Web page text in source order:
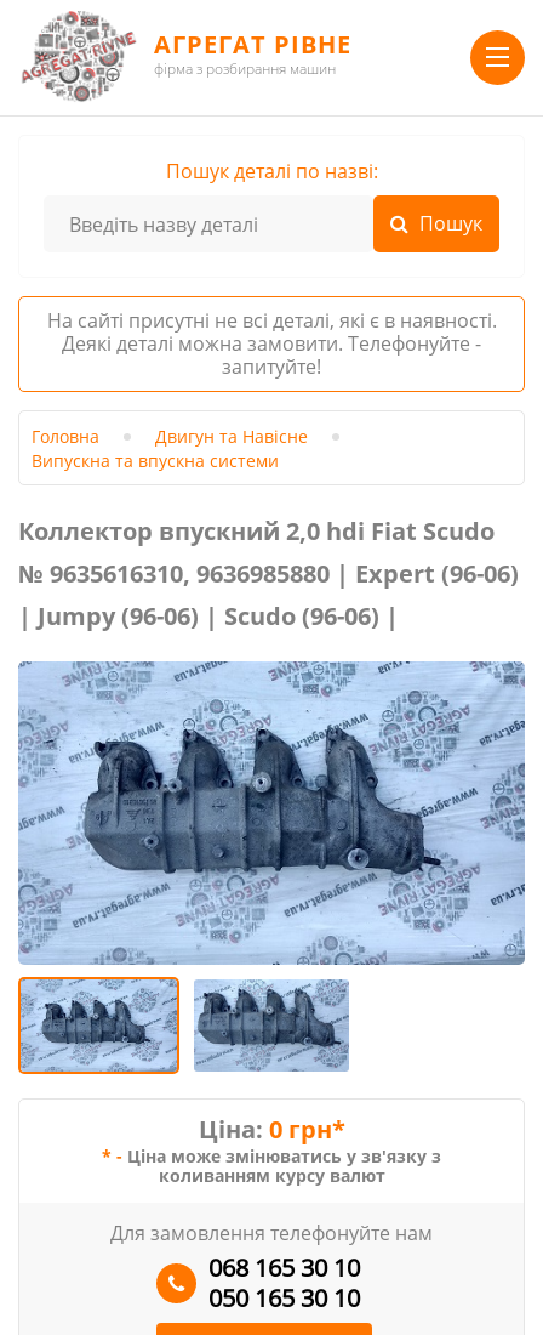
АГРЕГАТ РІВНЕ
фірма з розбирання машин
Пошук деталі по назві:
На сайті присутні не всі деталі, які є в наявності.
Деякі деталі можна замовити. Телефонуйте -
запитуйте!
Головна
Двигун та Навісне
Випускна та впускна системи
Коллектор впускний 2,0 hdi Fiat Scudo
№ 9635616310, 9636985880 | Expert (96-06)
| Jumpy (96-06) | Scudo (96-06) |
Ціна: 0 грн*
* - Ціна може змінюватись у зв'язку з
коливанням курсу валют
Для замовлення телефонуйте нам
068 165 30 10
050 165 30 10